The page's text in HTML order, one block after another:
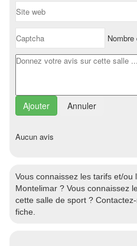
Annuler
Aucun avis
Vous connaissez les tarifs et/
Montelimar ? Vous connaissez
cette salle de sport ?
fiche.